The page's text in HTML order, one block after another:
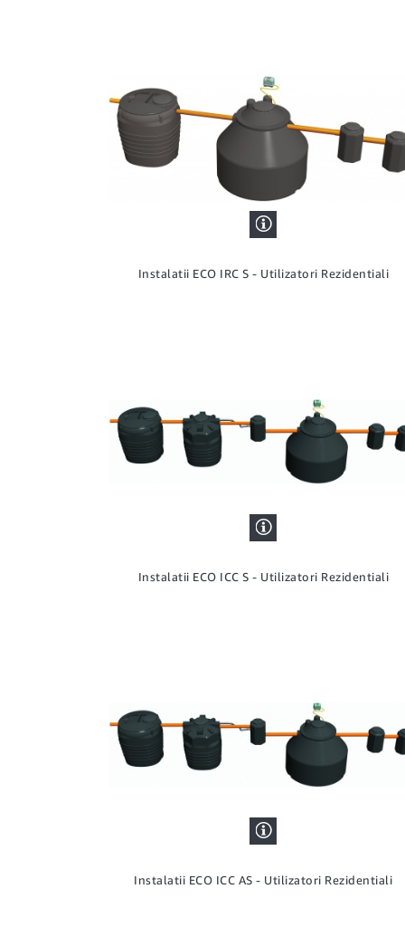
Instalatii ECO IRC S - Utilizatori Rezidentiali
Instalatii ECO ICC S - Utilizatori Rezidentiali
Instalatii ECO ICC AS - Utilizatori Rezidentiali